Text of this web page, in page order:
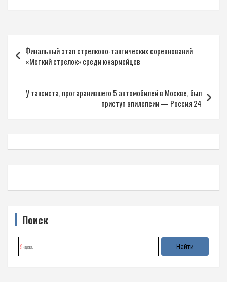
Навигация
по
записям
Финальный этап стрелково-тактических соревнований
«Меткий стрелок» среди юнармейцев
У таксиста, протаранившего 5 автомобилей в Москве, был
приступ эпилепсии — Россия 24
Поиск